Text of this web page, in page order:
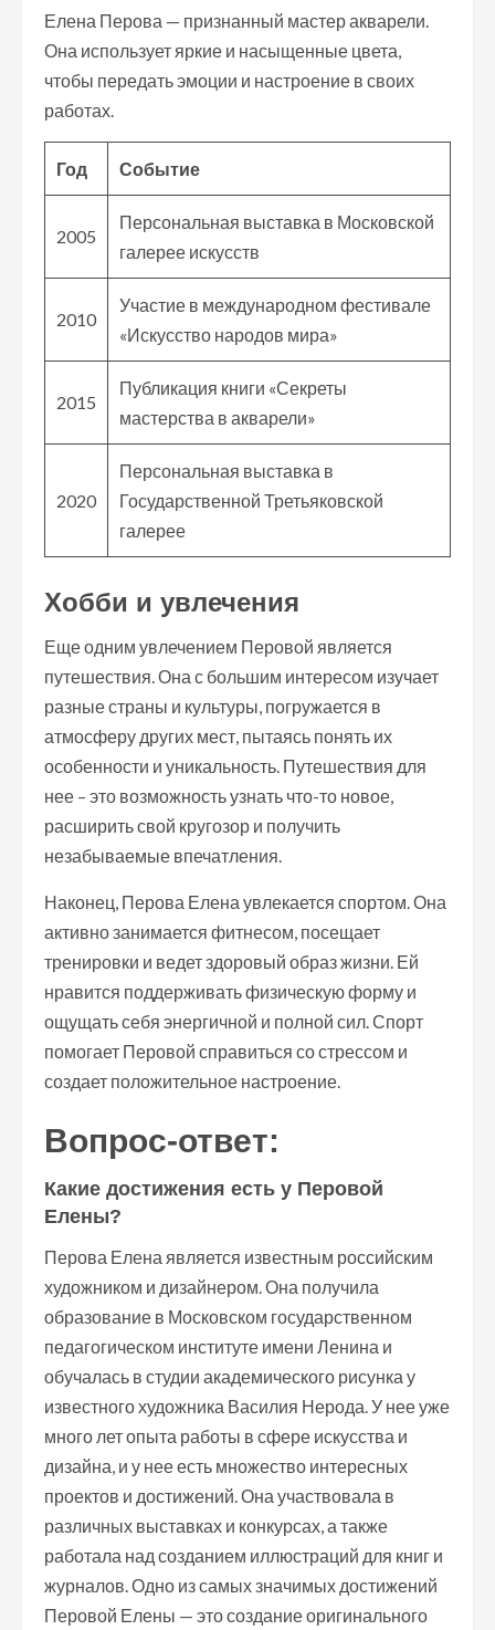
Елена Перова — признанный мастер акварели.
Она использует яркие и насыщенные цвета,
чтобы передать эмоции и настроение в своих
работах.
Год Событие
2005
Персональная выставка в Московской
галерее искусств
2010
Участие в международном фестивале
«Искусство народов мира»
2015
Публикация книги «Секреты
мастерства в акварели»
2020
Персональная выставка в
Государственной Третьяковской
галерее
Хобби и увлечения
Еще одним увлечением Перовой является
путешествия. Она с большим интересом изучает
разные страны и культуры, погружается в
атмосферу других мест, пытаясь понять их
особенности и уникальность. Путешествия для
нее – это возможность узнать что-то новое,
расширить свой кругозор и получить
незабываемые впечатления.
Наконец, Перова Елена увлекается спортом. Она
активно занимается фитнесом, посещает
тренировки и ведет здоровый образ жизни. Ей
нравится поддерживать физическую форму и
ощущать себя энергичной и полной сил. Спорт
помогает Перовой справиться со стрессом и
создает положительное настроение.
Вопрос-ответ:
Какие достижения есть у Перовой
Елены?
Перова Елена является известным российским
художником и дизайнером. Она получила
образование в Московском государственном
педагогическом институте имени Ленина и
обучалась в студии академического рисунка у
известного художника Василия Нерода. У нее уже
много лет опыта работы в сфере искусства и
дизайна, и у нее есть множество интересных
проектов и достижений. Она участвовала в
различных выставках и конкурсах, а также
работала над созданием иллюстраций для книг и
журналов. Одно из самых значимых достижений
Перовой Елены — это создание оригинального